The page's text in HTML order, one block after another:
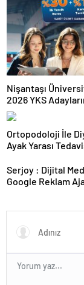
Nişantaşı
2026 YKS
Güvence: Sabit
Kesintisiz Burs
Ortopodoloji İle
Ayak Yarası
Serjoy : Dijital Medya Ajansı,
Google Reklam